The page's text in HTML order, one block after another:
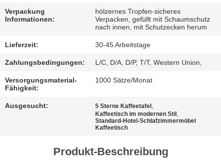
SITEMAP
BESTIMMUNGEN
Verpackung
Informationen:
hölzernes Tropfen-sicheres
Verpacken, gefüllt mit Schaumschutz
nach innen, mit Schutzecken herum
Lieferzeit: 30-45 Arbeitstage
Zahlungsbedingungen: L/C, D/A, D/P, T/T, Western Union,
Versorgungsmaterial-
Fähigkeit:
1000 Sätze/Monat
Ausgesucht: 5 Sterne Kaffeetafel
Kaffeetisch im modernen Stil
Standard-Hotel-Schlafzimmermöbel
Kaffeetisch
Produkt-Beschreibung